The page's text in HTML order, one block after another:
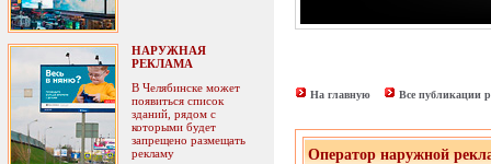
НАРУЖНАЯ
РЕКЛАМА
В Челябинске может
появиться список
зданий, рядом с
которыми будет
запрещено размещать
рекламу
На главную Все публикации
Оператор наружной